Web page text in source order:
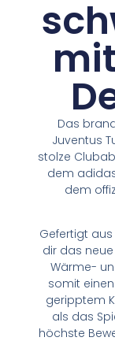
Das
Juventus
stolze
dem
dem
Gefertigt
dir das neue
Wärme-
somit
geripptem
als das
höchste